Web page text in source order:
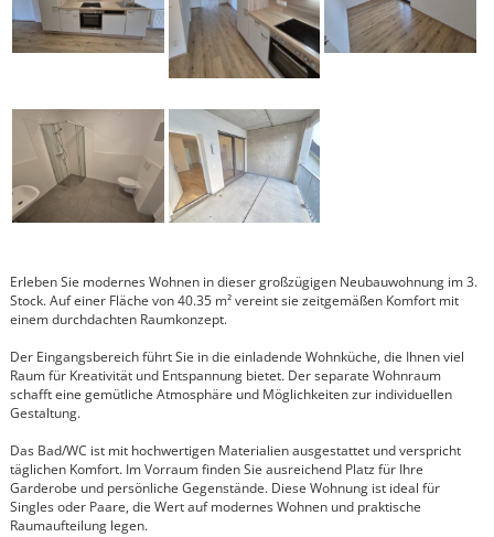
Erleben Sie modernes Wohnen in dieser großzügigen Neubauwohnung im 3.
Stock. Auf einer Fläche von 40.35 m² vereint sie zeitgemäßen Komfort mit
einem durchdachten Raumkonzept.
Der Eingangsbereich führt Sie in die einladende Wohnküche, die Ihnen viel
Raum für Kreativität und Entspannung bietet. Der separate Wohnraum
schafft eine gemütliche Atmosphäre und Möglichkeiten zur individuellen
Gestaltung.
Das Bad/WC ist mit hochwertigen Materialien ausgestattet und verspricht
täglichen Komfort. Im Vorraum finden Sie ausreichend Platz für Ihre
Garderobe und persönliche Gegenstände. Diese Wohnung ist ideal für
Singles oder Paare, die Wert auf modernes Wohnen und praktische
Raumaufteilung legen.